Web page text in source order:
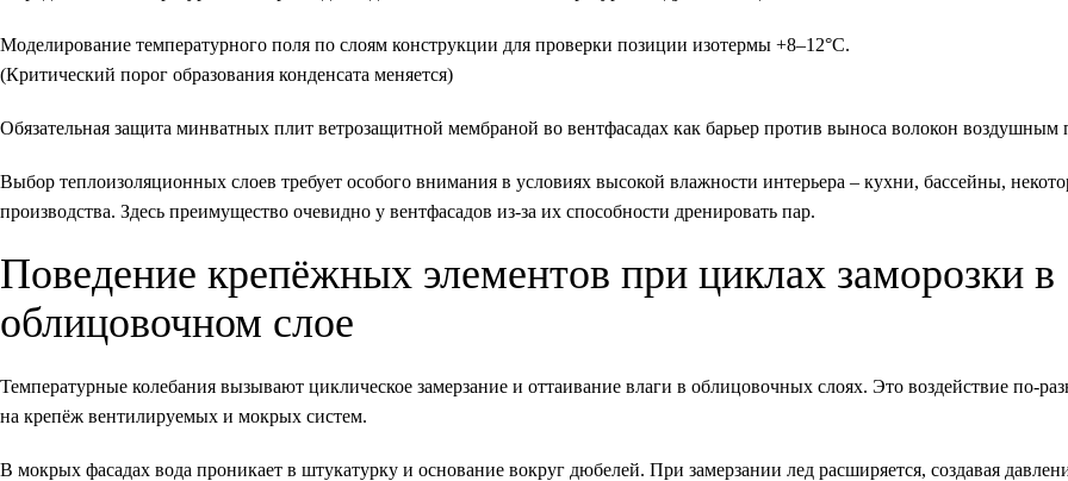
Моделирование температурного поля по слоям конструкции для проверки позиции изотермы +8–12°C.
(Критический порог образования конденсата меняется)
Обязательная защита минватных плит ветрозащитной мембраной во вентфасадах как барьер против выноса волокон воздушным
Выбор теплоизоляционных слоев требует особого внимания в условиях высокой влажности интерьера – кухни, бассейны,
производства. Здесь преимущество очевидно у вентфасадов из-за их способности дренировать пар.
Поведение крепёжных элементов при циклах заморозки в
облицовочном слое
Температурные колебания вызывают циклическое замерзание и оттаивание влаги в облицовочных слоях. Это воздействие по-
на крепёж вентилируемых и мокрых систем.
В мокрых фасадах вода проникает в штукатурку и основание вокруг дюбелей. При замерзании лед расширяется, создавая